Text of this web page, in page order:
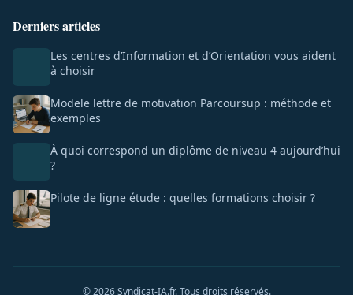
Derniers articles
Les centres d’Information et d’Orientation vous aident
à choisir
Modele lettre de motivation Parcoursup : méthode et
exemples
À quoi correspond un diplôme de niveau 4 aujourd’hui
?
Pilote de ligne étude : quelles formations choisir ?
© 2026 Syndicat-IA.fr. Tous droits réservés.